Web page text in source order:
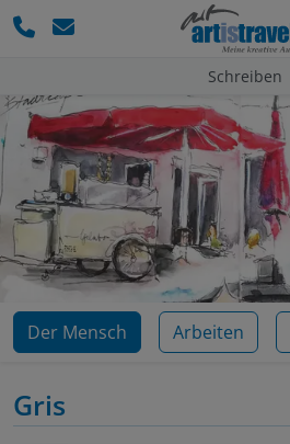
Schreiben
Der Mensch Arbeiten
Gris